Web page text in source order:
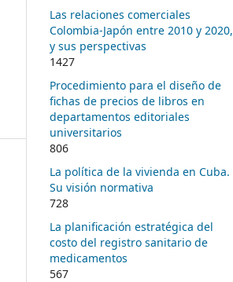
Las relaciones comerciales
Colombia-Japón entre 2010 y 2020,
y sus perspectivas
1427
Procedimiento para el diseño de
fichas de precios de libros en
departamentos editoriales
universitarios
806
La política de la vivienda en Cuba.
Su visión normativa
728
La planificación estratégica del
costo del registro sanitario de
medicamentos
567